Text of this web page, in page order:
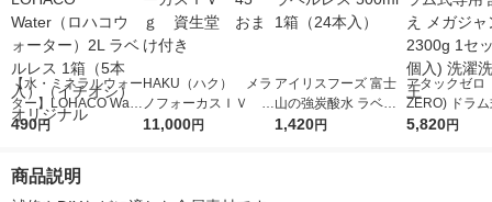
【水・ミネラルウォー
ター】LOHACO Wate
r（ロハコウォータ
シ） オリジナル
490円
HAKU（ハク） メラ
ノフォーカスＩＶ 4
5ｇ 資生堂 おまけ
11,000円
アイリスフーズ 富士
山の強炭酸水 ラベル
レス 500ml 1箱（24
1,420円
アタックゼロ
ZERO) ドラ
詰め替え メガ
5,820円
商品説明